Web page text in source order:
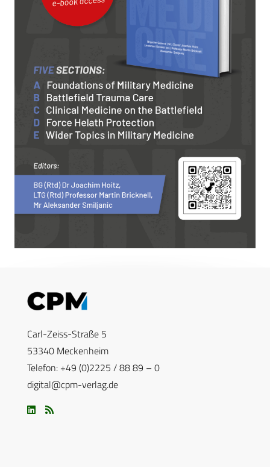
Carl-Zeiss-Straße 5
53340 Meckenheim
Telefon: +49 (0)2225 / 88 89 – 0
digital@cpm-verlag.de